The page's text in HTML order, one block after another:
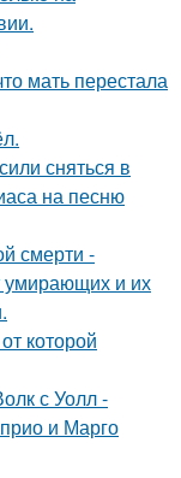
мать перестала
сняться в
на песню
смерти -
умирающих и их
которой
с Уолл -
и Марго